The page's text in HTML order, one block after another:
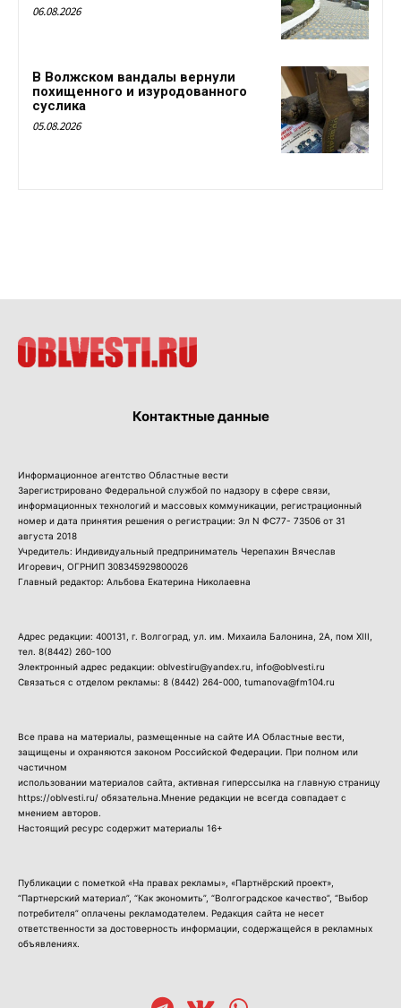
06.08.2026
В Волжском вандалы вернули
похищенного и изуродованного
суслика
05.08.2026
Контактные данные
Информационное агентство Областные вести
Зарегистрировано Федеральной службой по надзору в сфере связи,
информационных технологий и массовых коммуникации, регистрационный
номер и дата принятия решения о регистрации: Эл N ФС77- 73506 от 31
августа 2018
Учредитель: Индивидуальный предприниматель Черепахин Вячеслав
Игоревич, ОГРНИП 308345929800026
Главный редактор: Альбова Екатерина Николаевна
Адрес редакции: 400131, г. Волгоград, ул. им. Михаила Балонина, 2А, пом XIII,
тел. 8(8442) 260-100
Электронный адрес редакции: oblvestiru@yandex.ru, info@oblvesti.ru
Связаться с отделом рекламы: 8 (8442) 264-000, tumanova@fm104.ru
Все права на материалы, размещенные на сайте ИА Областные вести,
защищены и охраняются законом Российской Федерации. При полном или
частичном
использовании материалов сайта, активная гиперссылка на главную страницу
https://oblvesti.ru/ обязательна.Мнение редакции не всегда совпадает с
мнением авторов.
Настоящий ресурс содержит материалы 16+
Публикации с пометкой «На правах рекламы», «Партнёрский проект»,
“Партнерский материал”, “Как экономить”, “Волгоградское качество”, “Выбор
потребителя” оплачены рекламодателем. Редакция сайта не несет
ответственности за достоверность информации, содержащейся в рекламных
объявлениях.